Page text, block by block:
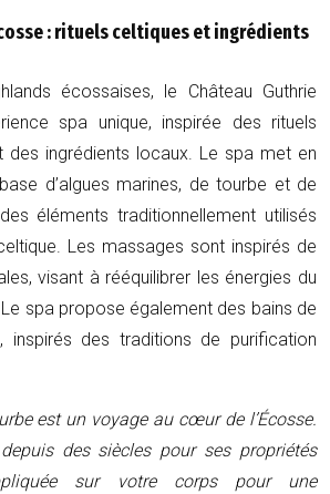
: rituels celtiques et ingrédients
écossaises, le Château Guthrie
spa unique, inspirée des rituels
des ingrédients locaux. Le spa met en
d’algues marines, de tourbe et de
éléments traditionnellement utilisés
Les massages sont inspirés de
visant à rééquilibrer les énergies du
spa propose également des bains de
inspirés des traditions de purification
est un voyage au cœur de l’Écosse.
des siècles pour ses propriétés
sur votre corps pour une